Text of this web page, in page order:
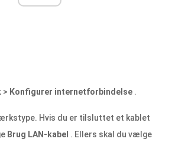
> Konfigurer internetforbindelse .
Hvis du er tilsluttet et kablet
Brug LAN-kabel . Ellers skal du vælge